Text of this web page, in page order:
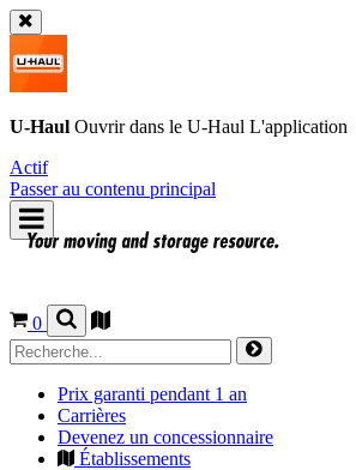
U-Haul Ouvrir dans le U-Haul L'application
Actif
Passer au contenu principal
0
Prix garanti pendant 1 an
Carrières
Devenez un concessionnaire
Établissements